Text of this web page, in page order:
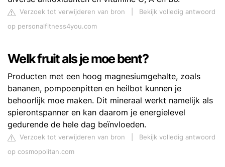
Verzoek tot verwijderen van bron
Bekijk volledig antwoord
op personalfitness4you.com
Welk fruit als je moe bent?
Producten met een hoog magnesiumgehalte, zoals
bananen, pompoenpitten en heilbot kunnen je
behoorlijk moe maken. Dit mineraal werkt namelijk als
spierontspanner en kan daarom je energielevel
gedurende de hele dag beïnvloeden.
Verzoek tot verwijderen van bron
Bekijk volledig antwoord
op cosmopolitan.com